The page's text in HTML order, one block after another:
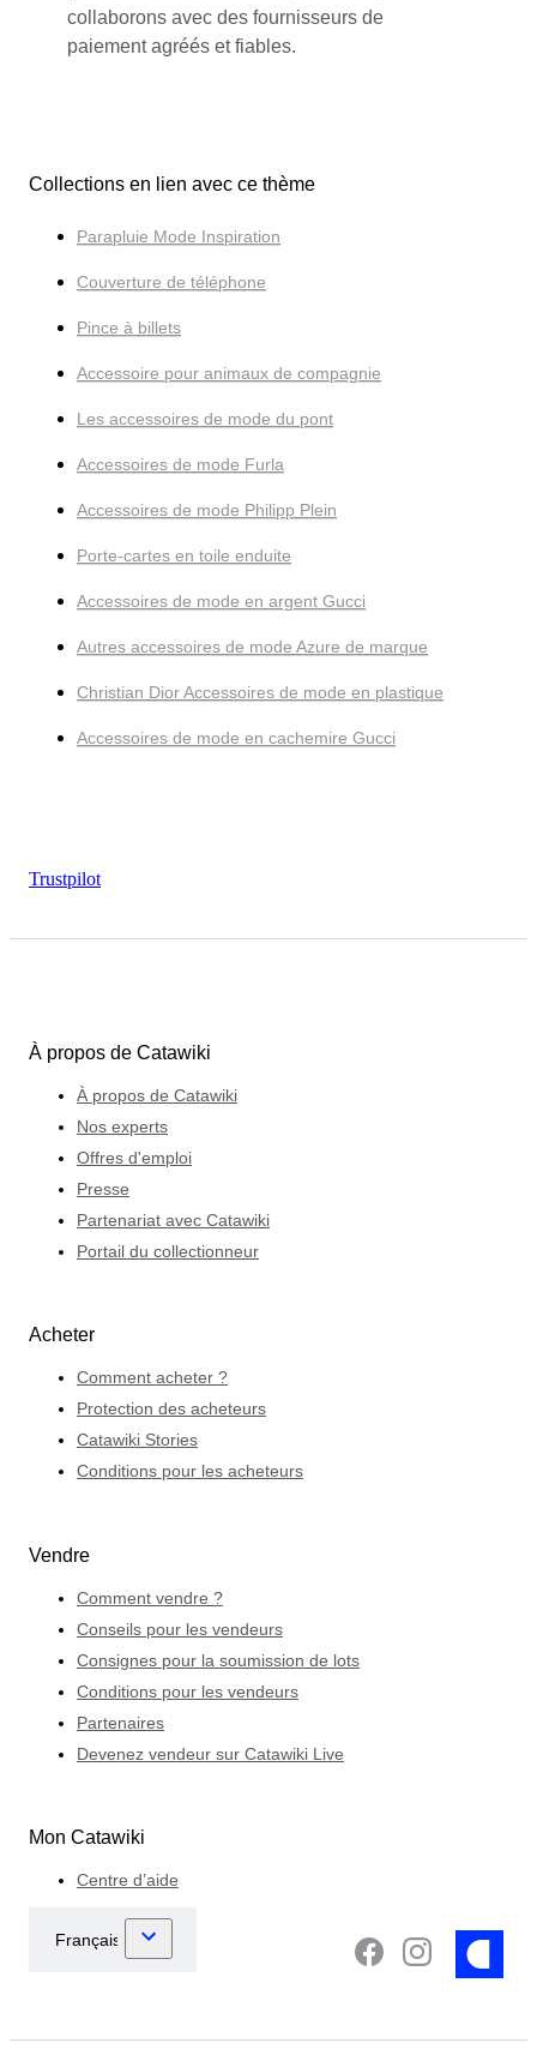
collaborons avec des fournisseurs de
paiement agréés et fiables.
Collections en lien avec ce thème
Parapluie Mode Inspiration
Couverture de téléphone
Pince à billets
Accessoire pour animaux de compagnie
Les accessoires de mode du pont
Accessoires de mode Furla
Accessoires de mode Philipp Plein
Porte-cartes en toile enduite
Accessoires de mode en argent Gucci
Autres accessoires de mode Azure de marque
Christian Dior Accessoires de mode en plastique
Accessoires de mode en cachemire Gucci
Trustpilot
À propos de Catawiki
À propos de Catawiki
Nos experts
Offres d'emploi
Presse
Partenariat avec Catawiki
Portail du collectionneur
Acheter
Comment acheter ?
Protection des acheteurs
Catawiki Stories
Conditions pour les acheteurs
Vendre
Comment vendre ?
Conseils pour les vendeurs
Consignes pour la soumission de lots
Conditions pour les vendeurs
Partenaires
Devenez vendeur sur Catawiki Live
Mon Catawiki
Centre d’aide